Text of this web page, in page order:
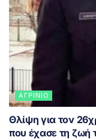
ΑΓΡΊΝΙΟ
Θλίψη για τον
που έχασε τη ζωή